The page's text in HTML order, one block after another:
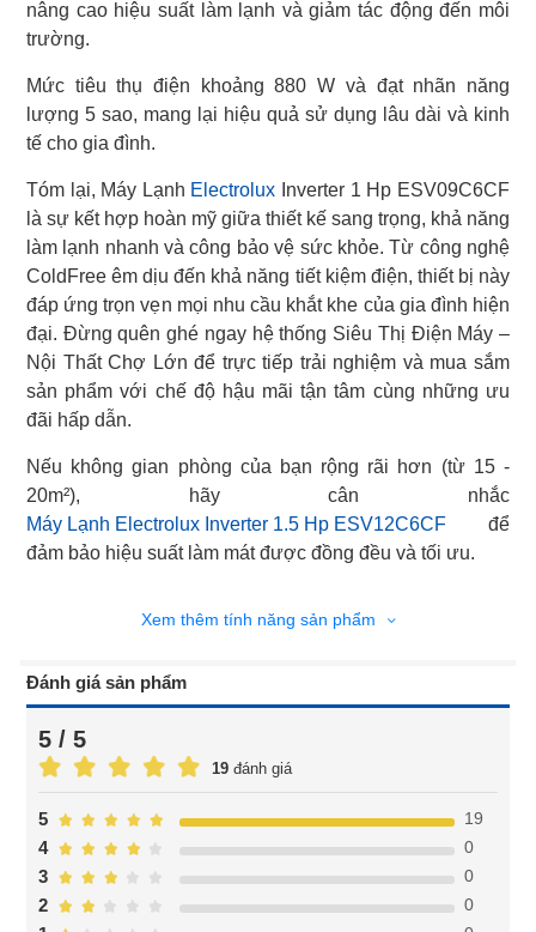
nâng cao hiệu suất làm lạnh và giảm tác động đến môi
trường.
Mức tiêu thụ điện khoảng 880 W và đạt nhãn năng
lượng 5 sao, mang lại hiệu quả sử dụng lâu dài và kinh
tế cho gia đình.
Tóm lại, Máy Lạnh Electrolux Inverter 1 Hp ESV09C6CF
là sự kết hợp hoàn mỹ giữa thiết kế sang trọng, khả năng
làm lạnh nhanh và công bảo vệ sức khỏe. Từ công nghệ
ColdFree êm dịu đến khả năng tiết kiệm điện, thiết bị này
đáp ứng trọn vẹn mọi nhu cầu khắt khe của gia đình hiện
đại. Đừng quên ghé ngay hệ thống Siêu Thị Điện Máy –
Nội Thất Chợ Lớn để trực tiếp trải nghiệm và mua sắm
sản phẩm với chế độ hậu mãi tận tâm cùng những ưu
đãi hấp dẫn.
Nếu không gian phòng của bạn rộng rãi hơn (từ 15 -
Máy Lạnh Electrolux Inverter 1.5 Hp ESV12C6CF để
đảm bảo hiệu suất làm mát được đồng đều và tối ưu.
Xem thêm tính năng sản phẩm
Đánh giá sản phẩm
5 / 5
19 đánh giá
2 0
3 0
4 0
5 19